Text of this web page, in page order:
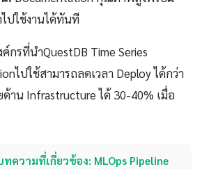
ปใช้งานได้ทันที
กรที่นำQuestDB Time Series
ไปใช้สามารถลดเวลา Deploy ได้กว่า
าน Infrastructure ได้ 30-40% เมื่อ
ทความที่เกี่ยวข้อง: MLOps Pipeline